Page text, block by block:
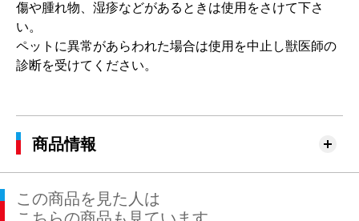
傷や腫れ物、湿疹などがあるときは使用をさけて下さ
い。
ペットに異常があらわれた場合は使用を中止し獣医師の
診断を受けてください。
商品情報
この商品を見た人は